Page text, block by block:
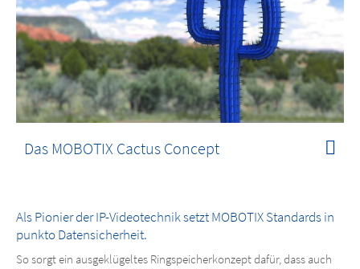
Das MOBOTIX Cactus Concept
Als Pionier der IP-Videotechnik setzt MOBOTIX Standards in
punkto Datensicherheit.
So sorgt ein ausgeklügeltes Ringspeicherkonzept dafür, dass auch